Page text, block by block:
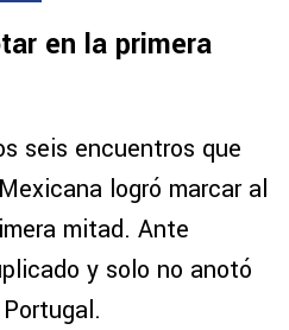
en la primera
seis encuentros que
logró marcar al
mitad. Ante
y solo no anotó